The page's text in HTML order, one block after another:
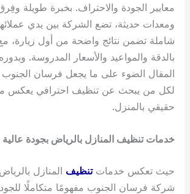
معايير الجودة والاحتراف. بخبرة طويلة
ومعدات حديثة، تضع الشركة بين يدي
شاملة تضمن نتائج واضحة من أول زيارة،
بالدقة والمواعيد والأسعار المدروسة.
المقال الضوء على ما يجعل فرسان الجنوب
لكل من يبحث عن تنظيف احترافي يعكس
حقيقي بالمنزل.
خدمات تنظيف المنازل بالرياض بجودة عالية
حيث تعكس خدماتتنظيف المنازل
شركة فرسان الجنوب مفهومًا متكاملًا